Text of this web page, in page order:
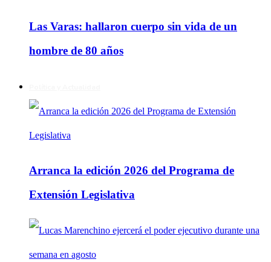
Las Varas: hallaron cuerpo sin vida de un
hombre de 80 años
Arranca la edición 2026 del Programa de
Extensión Legislativa